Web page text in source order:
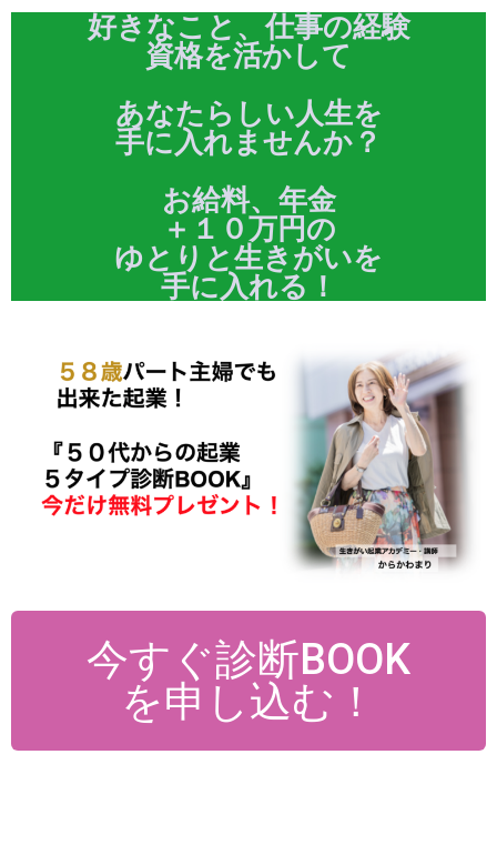
好きなこと、仕事の経験
資格を活かして
あなたらしい人生を
手に入れませんか？
お給料、年金
＋１０万円の
ゆとりと生きがいを
手に入れる！
今すぐ診断BOOK
を申し込む！